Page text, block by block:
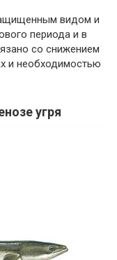
видом и
периода и в
со снижением
и необходимостью
угря